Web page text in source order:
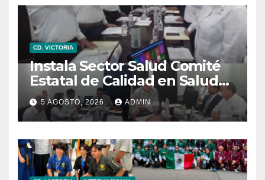
CD. VICTORIA
Instala Sector Salud Comité
Estatal de Calidad en Salud
para garantizar un trato
digno y humanitario a los
pacientes
5 AGOSTO, 2026 ADMIN